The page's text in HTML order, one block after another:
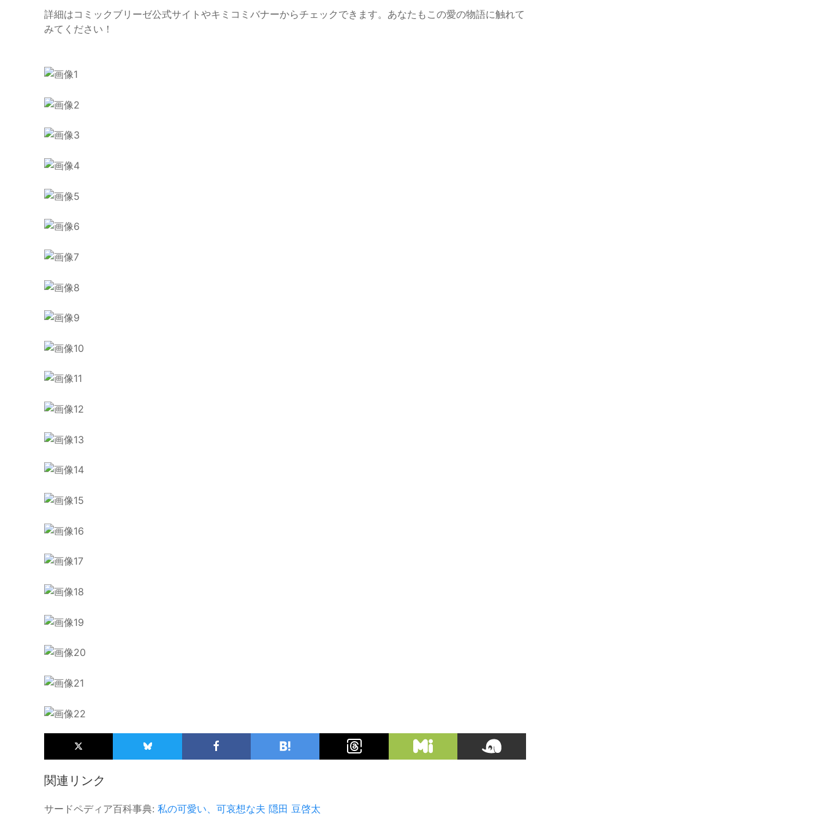
詳細はコミックブリーゼ公式サイトやキミコミバナーからチェックできます。あなたもこの愛の物語に触れて
みてください！
関連リンク
サードペディア百科事典: 私の可愛い、可哀想な夫 隠田 豆啓太